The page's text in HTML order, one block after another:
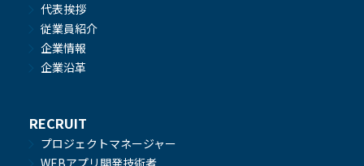
代表挨拶
従業員紹介
企業情報
企業沿革
RECRUIT
プロジェクトマネージャー